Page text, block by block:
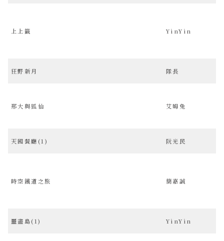
上上籤 YinYin
狂野新月 隊長
邢大與狐仙 艾姆兔
天國餐廳(1) 阮光民
時空鐵道之旅 簡嘉誠
噩盡島(1) YinYin